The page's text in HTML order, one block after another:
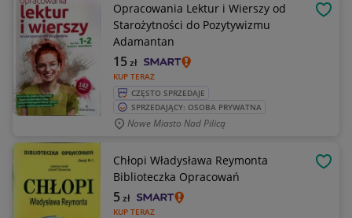
Opracowania Lektur i Wierszy od
Starożytności do Pozytywizmu
Adamantan
KUP TERAZ
15zł
CZĘSTO SPRZEDAJE
SPRZEDAJĄCY: OSOBA PRYWATNA
Nowe Miasto Nad Pilicą
Chłopi Władysława Reymonta
Biblioteczka Opracowań
KUP TERAZ
5zł